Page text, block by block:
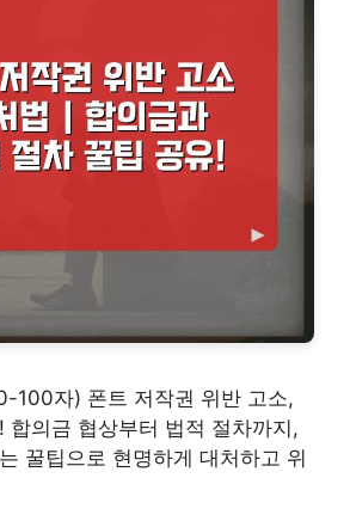
100자) 폰트 저작권 위반 고소,
합의금 협상부터 법적 절차까지,
꿀팁으로 현명하게 대처하고 위